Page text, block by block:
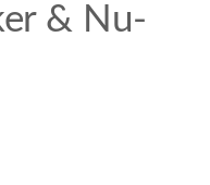
& Nu-